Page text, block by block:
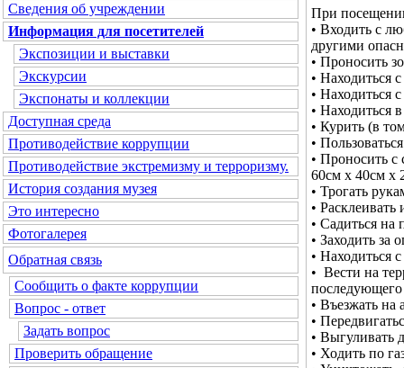
Сведения об учреждении
Информация для посетителей
Экспозиции и выставки
Экскурсии
Экспонаты и коллекции
Доступная среда
Противодействие коррупции
Противодействие экстремизму и терроризму.
История создания музея
Это интересно
Фотогалерея
Обратная связь
Сообщить о факте коррупции
Вопрос - ответ
Задать вопрос
Проверить обращение
При
• Входить с
другими
• Проносить
• Находиться
• Находиться
• Находиться
• Курить (в
•
• Проносить
60см х 40см х
• Трогать
•
• Садиться на
• Заходить за
• Находиться
• Вести на
последующего
• Въезжать на
•
• Выгуливать
• Ходить по